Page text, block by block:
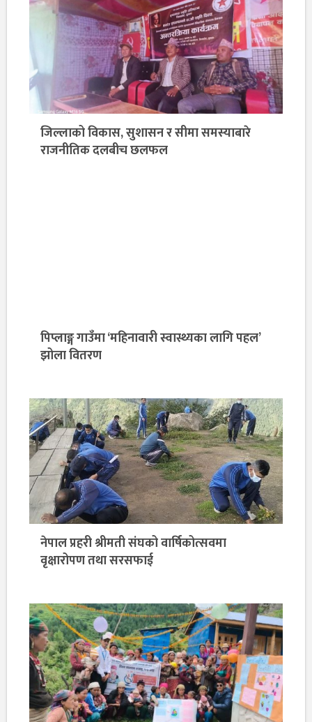
जिल्लाको विकास, सुशासन र सीमा समस्याबारे
राजनीतिक दलबीच छलफल
पिप्लाङ्ग गाउँमा ‘महिनावारी स्वास्थ्यका लागि पहल’
झोला वितरण
नेपाल प्रहरी श्रीमती संघको वार्षिकोत्सवमा
वृक्षारोपण तथा सरसफाई